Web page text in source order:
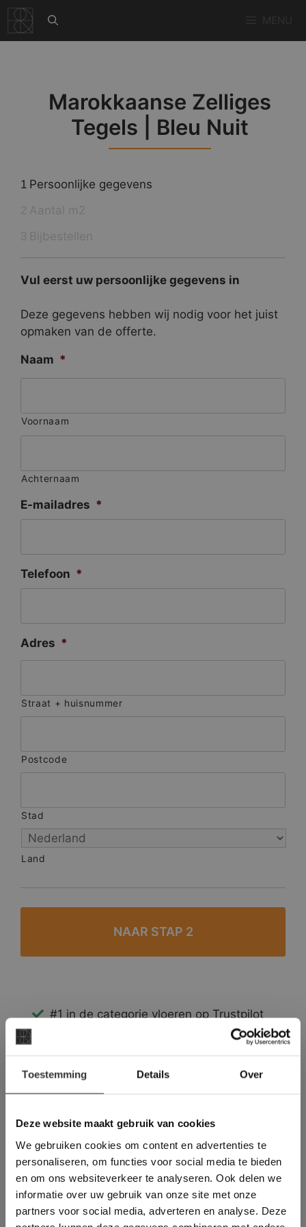
Toestemming Details Over
Deze website maakt gebruik van cookies
We gebruiken cookies om content en advertenties te
personaliseren, om functies voor social media te bieden
en om ons websiteverkeer te analyseren. Ook delen we
informatie over uw gebruik van onze site met onze
partners voor social media, adverteren en analyse. Deze
naar
de
Marokkaanse Zelliges
Tegels | Bleu Nuit
1 Persoonlijke gegevens
Vul eerst uw persoonlijke gegevens in
Deze gegevens hebben wij nodig voor het juist
opmaken van de offerte.
Naam *
Voornaam
Achternaam
E-mailadres *
Telefoon *
Adres *
Straat + huisnummer
Postcode
Stad
Land
#1 in de categorie vloeren op Trustpilot
Binnen 24 uur een passende offerte
Meer dan 500 m2 showroom
Deze website maakt
gebruik van cookies.
This Cookie Banner was deleted and is no
longer working. Please contact the website
administrator.
Deze website gebruikt cookies om de
gebruikerservaring te verbeteren. Door
gebruik te maken van onze website geeft u
toestemming voor alle cookies in
overeenstemming met ons cookiebeleid.Lees
verder